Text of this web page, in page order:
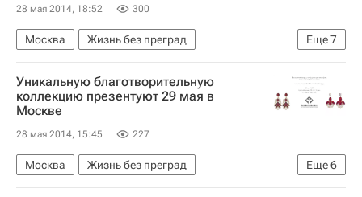
28 мая 2014, 18:52 300
Еще7
Москва
Жизнь без преград
Центральный ФО
Весь мир
Европа
Александр Жуков
Михаил Лермонтов
Модест Мусоргский
Уникальную благотворительную
коллекцию презентуют 29 мая в
Москве
28 мая 2014, 15:45 227
Еще6
Москва
Жизнь без преград
Центральный ФО
Весь мир
Европа